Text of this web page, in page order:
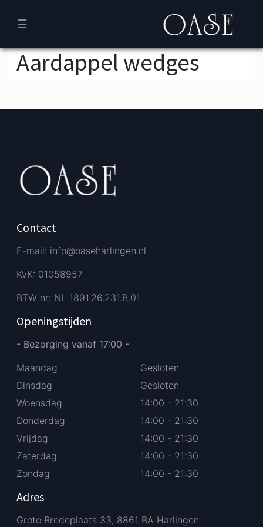
☰
Aardappel wedges
Contact
E-mail: info@oaseharlingen.nl
KvK: 01058957
BTW nr: NL 1891.26.231.B.01
Openingstijden
- Bezorging vanaf 17:00 -
Maandag
Dinsdag
Woensdag
Donderdag
Vrijdag
Zaterdag
Zondag
Gesloten
Gesloten
14:00 - 21:30
14:00 - 21:30
14:00 - 21:30
14:00 - 21:30
14:00 - 21:30
Adres
Grote Bredeplaats 33, 8861 BA Harlingen